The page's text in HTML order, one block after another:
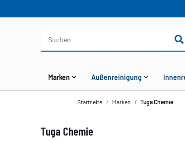
Marken Außenreinigung
Startseite Marken Tuga Chemie
Tuga Chemie